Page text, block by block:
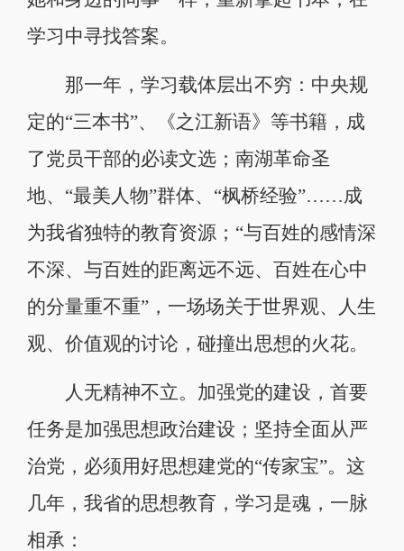
学习中寻找答案。
那一年，学习载体层出不穷：中央规
定的“三本书”、《之江新语》等书籍，成
了党员干部的必读文选；南湖革命圣
地、“最美人物”群体、“枫桥经验”……成
为我省独特的教育资源；“与百姓的感情深
不深、与百姓的距离远不远、百姓在心中
的分量重不重”，一场场关于世界观、人生
观、价值观的讨论，碰撞出思想的火花。
人无精神不立。加强党的建设，首要
任务是加强思想政治建设；坚持全面从严
治党，必须用好思想建党的“传家宝”。这
几年，我省的思想教育，学习是魂，一脉
相承：